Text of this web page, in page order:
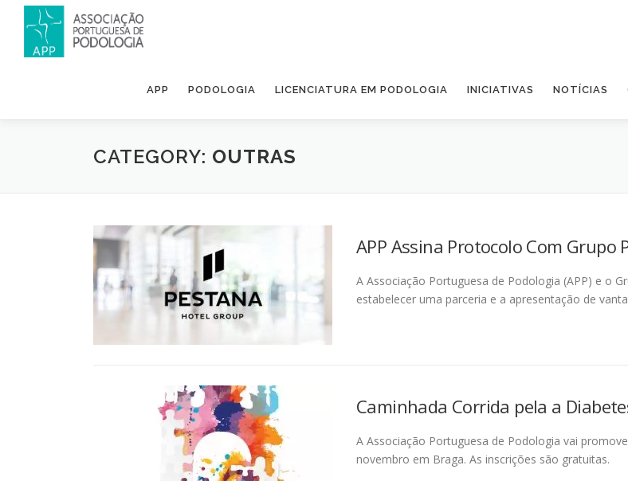
APP PODOLOGIA LICENCIATURA EM PODOLOGIA INICIATIVAS NOTÍCIAS
CATEGORY: OUTRAS
APP Assina Protocolo Com Grupo
A Associação Portuguesa de Podologia (APP) e o
estabelecer uma parceria e a apresentação de
Caminhada Corrida pela a
A Associação Portuguesa de Podologia vai
novembro em Braga. As inscrições são gratuitas.